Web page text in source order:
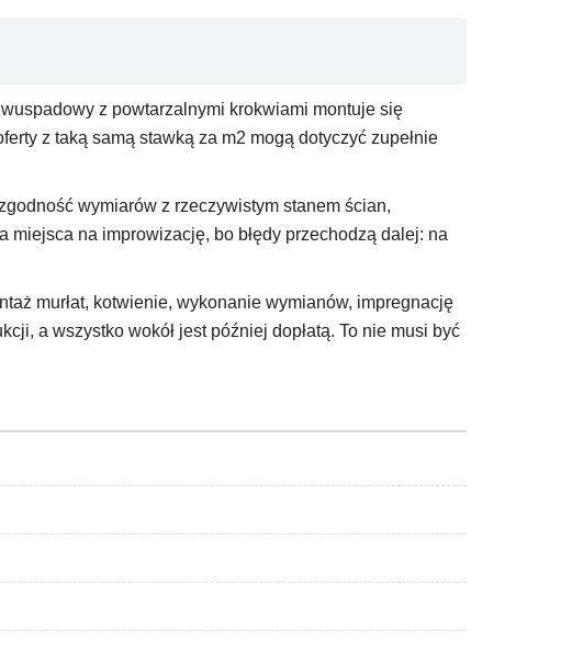
z powtarzalnymi krokwiami montuje się
z taką samą stawką za m2 mogą dotyczyć zupełnie
wymiarów z rzeczywistym stanem ścian,
na improwizację, bo błędy przechodzą dalej: na
murłat, kotwienie, wykonanie wymianów, impregnację
a wszystko wokół jest później dopłatą. To nie musi być